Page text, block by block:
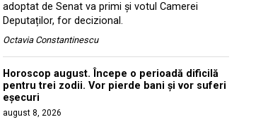
adoptat de Senat va primi și votul Camerei
Deputaților, for decizional.
Octavia Constantinescu
Horoscop august. Începe o perioadă dificilă
pentru trei zodii. Vor pierde bani și vor suferi
eșecuri
august 8, 2026